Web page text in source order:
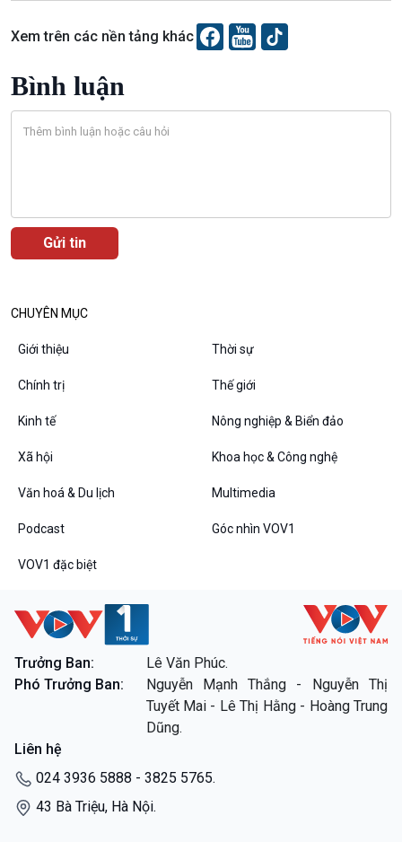
Chuyên gia của bạn
Bước chân đến trường
Tin Văn hoá & Du lịch
Chát với người nổi tiếng
Câu chuyện Thể thao
Ảnh
Podcast
Góc nhìn VOV1
Bình luận
Câu chuyện thời sự
Diễn đàn chủ nhật
VOV1 đặc biệt
Thanh âm ký sự
Chân dung cuộc sống
Các chương trình đặc biệt
Xem trên các nền tảng khác
Bình luận
CHUYÊN MỤC
Giới thiệu Thời sự
Chính trị Thế giới
Kinh tế Nông nghiệp & Biển đảo
Xã hội Khoa học & Công nghệ
Văn hoá & Du lịch Multimedia
Podcast Góc nhìn VOV1
VOV1 đặc biệt
Trưởng Ban:
Lê Văn Phúc.
Phó Trưởng Ban:
Nguyễn Mạnh Thắng - Nguyễn Thị
Tuyết Mai - Lê Thị Hằng - Hoàng Trung
Dũng.
Liên hệ
024 3936 5888 - 3825 5765.
43 Bà Triệu, Hà Nội.